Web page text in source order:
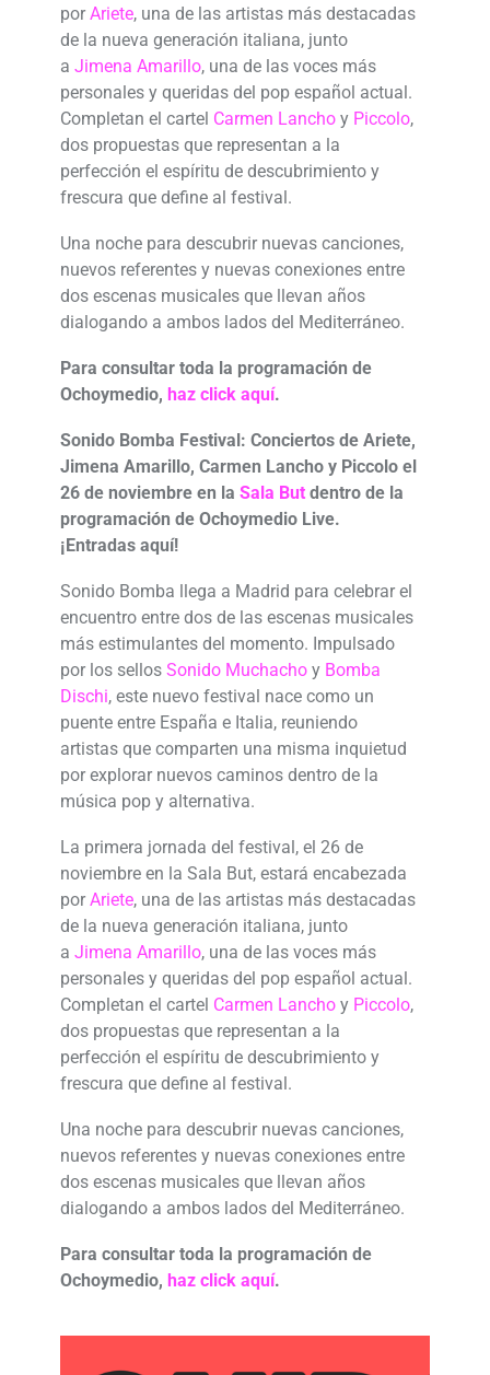
porAriete, una de las artistas más destacadas
de la nueva generación italiana, junto
a Jimena Amarillo, una de las voces más
personales y queridas del pop español actual.
Completan el cartel Carmen Lanchoy Piccolo,
dos propuestas que representan a la
perfección el espíritu de descubrimiento y
frescura que define al festival.
Una noche para descubrir nuevas canciones,
nuevos referentes y nuevas conexiones entre
dos escenas musicales que llevan años
dialogando a ambos lados del Mediterráneo.
Para consultar toda la programación de
Ochoymedio, haz click aquí.
Sonido Bomba Festival: Conciertos de Ariete,
Jimena Amarillo, Carmen Lancho y Piccolo el
26 de noviembre en la Sala Butdentro de la
programación de Ochoymedio Live.
¡Entradas aquí!
Sonido Bomba llega a Madrid para celebrar el
encuentro entre dos de las escenas musicales
más estimulantes del momento. Impulsado
por los sellos Sonido Muchachoy Bomba
Dischi, este nuevo festival nace como un
puente entre España e Italia, reuniendo
artistas que comparten una misma inquietud
por explorar nuevos caminos dentro de la
música pop y alternativa.
La primera jornada del festival, el 26 de
noviembre en la Sala But, estará encabezada
porAriete, una de las artistas más destacadas
de la nueva generación italiana, junto
a Jimena Amarillo, una de las voces más
personales y queridas del pop español actual.
Completan el cartel Carmen Lanchoy Piccolo,
dos propuestas que representan a la
perfección el espíritu de descubrimiento y
frescura que define al festival.
Una noche para descubrir nuevas canciones,
nuevos referentes y nuevas conexiones entre
dos escenas musicales que llevan años
dialogando a ambos lados del Mediterráneo.
Para consultar toda la programación de
Ochoymedio, haz click aquí.